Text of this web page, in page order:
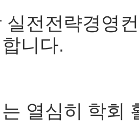
실전전략경영
니다.
열심히 학회